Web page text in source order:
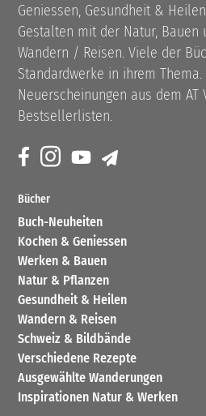
Geniessen, Gesundheit &
Gestalten mit der Natur, Bauen
Wandern / Reisen. Viele der
Standardwerke in ihrem
Neuerscheinungen aus dem AT
Bestsellerlisten.
Bücher
Buch-Neuheiten
Kochen & Geniessen
Werken & Bauen
Natur & Pflanzen
Gesundheit & Heilen
Wandern & Reisen
Schweiz & Bildbände
Verschiedene Rezepte
Ausgewählte Wanderungen
Inspirationen Natur & Werken